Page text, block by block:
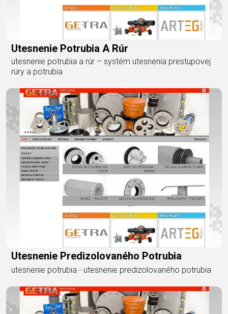
Utesnenie Potrubia A Rúr
utesnenie potrubia a rúr – systém utesnenia prestupovej
rúry a potrubia
Utesnenie Predizolovaného Potrubia
utesnenie potrubia - utesnenie predizolovaného potrubia